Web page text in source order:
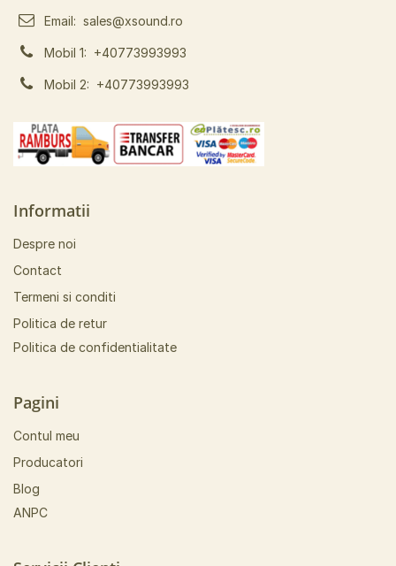
Email: sales@xsound.ro
Mobil 1: +40773993993
Mobil 2: +40773993993
Informatii
Despre noi
Contact
Termeni si conditi
Politica de retur
Politica de confidentialitate
Pagini
Contul meu
Producatori
Blog
ANPC